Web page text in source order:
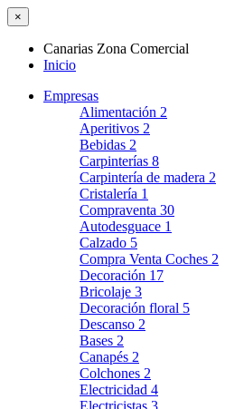
×
Canarias Zona Comercial
Inicio
Empresas
Alimentación 2
Aperitivos 2
Bebidas 2
Carpinterías 8
Carpintería de madera 2
Cristalería 1
Compraventa 30
Autodesguace 1
Calzado 5
Compra Venta Coches 2
Decoración 17
Bricolaje 3
Decoración floral 5
Descanso 2
Bases 2
Canapés 2
Colchones 2
Electricidad 4
Electricistas 3